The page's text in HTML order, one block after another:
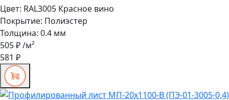
Цвет: RAL3005 Красное вино
Покрытие: Полиэстер
Толщина: 0.4 мм
505 ₽/м²
581 ₽